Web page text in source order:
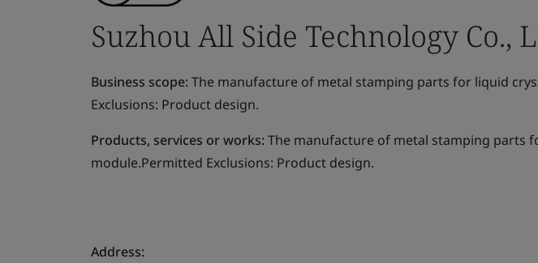
Suzhou All Side Technology Co.,
Business scope:The manufacture of metal stamping parts for liquid
Exclusions: Product design.
Products, services or works:The manufacture of metal stamping parts
module.Permitted Exclusions: Product design.
Address: